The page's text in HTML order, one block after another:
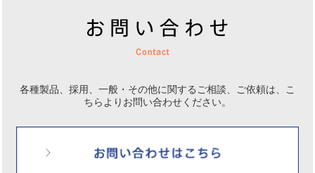
各種製品、採用、一般・その他に関するご相談、ご依頼は、 こ
ちらよりお問い合わせください。